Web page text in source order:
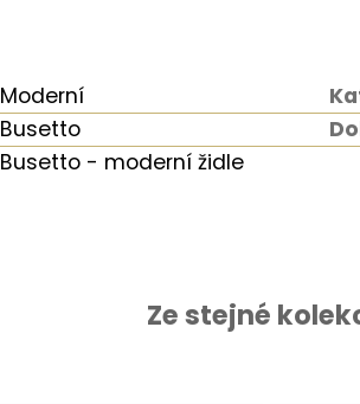
Moderní
Busetto
Busetto - moderní židle
Ze stejné